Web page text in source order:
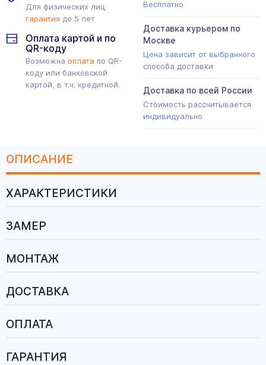
Для физических лиц
гарантия до 5 лет
Оплата картой и по
QR-коду
Возможна оплата по QR-
коду или банковской
картой, в т.ч. кредитной.
Бесплатно
Доставка курьером по
Москве
Цена зависит от выбранного
способа доставки
Доставка по всей России
Стоимость рассчитывается
индивидуально
ОПИСАНИЕ
ХАРАКТЕРИСТИКИ
ЗАМЕР
МОНТАЖ
ДОСТАВКА
ОПЛАТА
ГАРАНТИЯ